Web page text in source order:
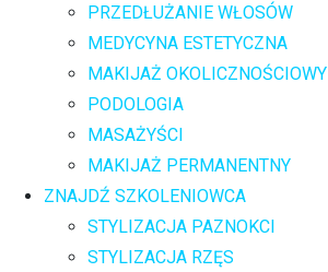
PRZEDŁUŻANIE WŁOSÓW
MEDYCYNA ESTETYCZNA
MAKIJAŻ OKOLICZNOŚCIOWY
PODOLOGIA
MASAŻYŚCI
MAKIJAŻ PERMANENTNY
ZNAJDŹ SZKOLENIOWCA
STYLIZACJA PAZNOKCI
STYLIZACJA RZĘS